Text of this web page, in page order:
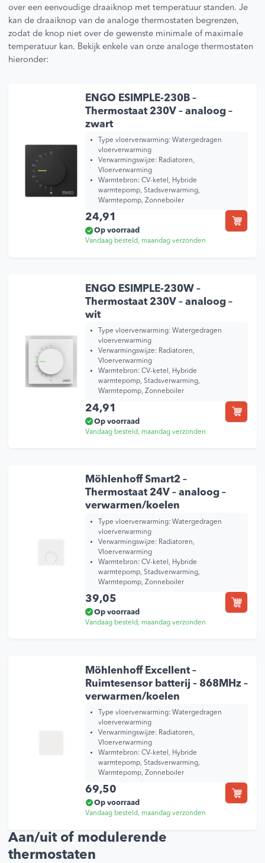
over een eenvoudige draaiknop met temperatuur standen. Je
kan de draaiknop van de analoge thermostaten begrenzen,
zodat de knop niet over de gewenste minimale of maximale
temperatuur kan. Bekijk enkele van onze analoge thermostaten
hieronder:
ENGO ESIMPLE-230B –
Thermostaat 230V – analoog –
zwart
Type vloerverwarming: Watergedragen
vloerverwarming
Verwarmingswijze: Radiatoren,
Vloerverwarming
Warmtebron: CV-ketel, Hybride
warmtepomp, Stadsverwarming,
Warmtepomp, Zonneboiler
24,91
Op voorraad
Vandaag besteld, maandag verzonden
ENGO ESIMPLE-230W –
Thermostaat 230V – analoog –
wit
Type vloerverwarming: Watergedragen
vloerverwarming
Verwarmingswijze: Radiatoren,
Vloerverwarming
Warmtebron: CV-ketel, Hybride
warmtepomp, Stadsverwarming,
Warmtepomp, Zonneboiler
24,91
Op voorraad
Vandaag besteld, maandag verzonden
Möhlenhoff Smart2 –
Thermostaat 24V – analoog –
verwarmen/koelen
Type vloerverwarming: Watergedragen
vloerverwarming
Verwarmingswijze: Radiatoren,
Vloerverwarming
Warmtebron: CV-ketel, Hybride
warmtepomp, Stadsverwarming,
Warmtepomp, Zonneboiler
39,05
Op voorraad
Vandaag besteld, maandag verzonden
Möhlenhoff Excellent –
Ruimtesensor batterij – 868MHz –
verwarmen/koelen
Type vloerverwarming: Watergedragen
vloerverwarming
Verwarmingswijze: Radiatoren,
Vloerverwarming
Warmtebron: CV-ketel, Hybride
warmtepomp, Stadsverwarming,
Warmtepomp, Zonneboiler
69,50
Op voorraad
Vandaag besteld, maandag verzonden
Aan/uit of modulerende
thermostaten